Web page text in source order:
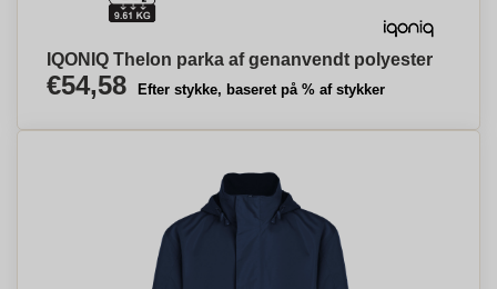
IQONIQ Thelon parka af genanvendt polyester
€54,58 Efter stykke, baseret på % af stykker